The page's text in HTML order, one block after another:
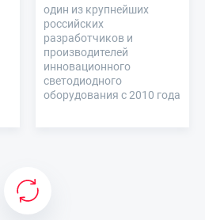
один из крупнейших
российских
разработчиков и
производителей
инновационного
светодиодного
оборудования с 2010 года